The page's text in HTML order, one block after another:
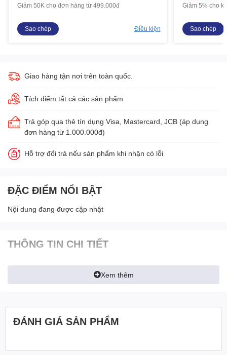
Giảm 50K cho đơn hàng từ 499.000đ
Sao chép Điều kiện
Giảm 5% cho
Sao chép
Giao hàng tận nơi trên toàn quốc.
Tích điểm tất cả các sản phẩm
Trả góp qua thẻ tín dụng Visa, Mastercard, JCB (áp dụng
đơn hàng từ 1.000.000đ)
Hỗ trợ đổi trả nếu sản phẩm khi nhận có lỗi
ĐẶC ĐIỂM NỔI BẬT
Nội dung đang được cập nhật
THÔNG TIN CHI TIẾT
Xem thêm
ĐÁNH GIÁ SẢN PHẨM